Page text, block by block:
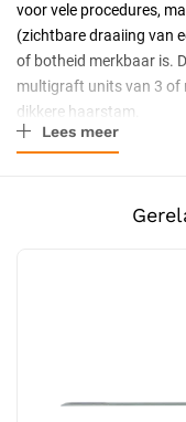
Certificering
voor vele procedures,
(zichtbare draaiing van
of botheid merkbaar is.
multigraft units van 3 of
dikkere haarstam.
Eigenschappen
Kleurcodering:
Lees meer